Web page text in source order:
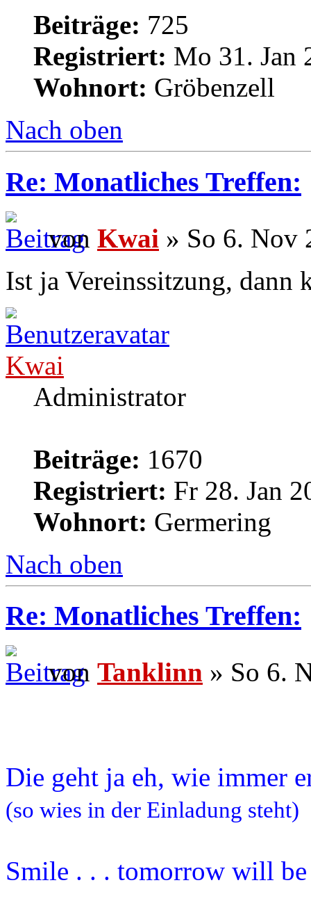
Beiträge: 725
Registriert: Mo 31. Jan
Wohnort: Gröbenzell
Nach oben
Re: Monatliches Treffen:
von Kwai » So 6. Nov
Ist ja Vereinssitzung, dann
Kwai
Administrator
Beiträge: 1670
Registriert: Fr 28. Jan
Wohnort: Germering
Nach oben
Re: Monatliches Treffen:
von Tanklinn » So 6.
Die geht ja eh, wie immer
(so wies in der Einladung steht)
Smile . . . tomorrow will